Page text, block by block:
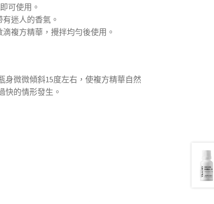
可使用。
迷人的香氣。
複方精華，攪拌均勻後使用。
身微微傾斜15度左右，使複方精華自然
快的情形發生。